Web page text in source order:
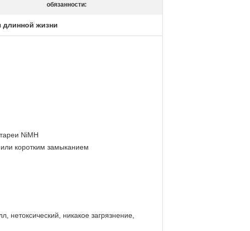
обязанности:
длинной жизни
NiMH
коротким замыканием
никакое загрязнение,